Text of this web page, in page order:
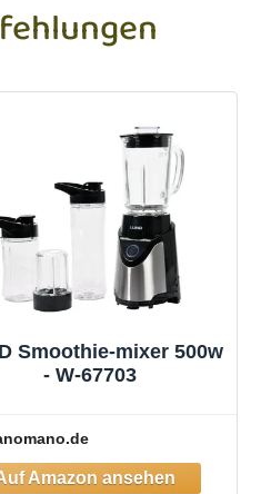
Smoothie-mixer 500w
- W-67703